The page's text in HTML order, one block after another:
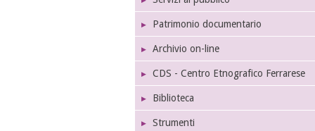
Patrimonio documentario
Archivio on-line
CDS - Centro Etnografico Ferrarese
Biblioteca
Strumenti